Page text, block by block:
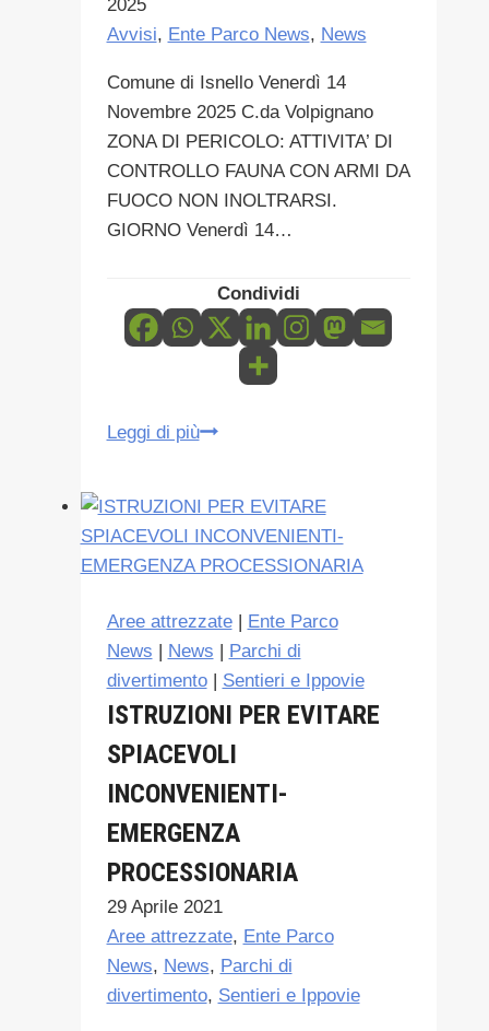
2025
Avvisi, Ente Parco News, News
Comune di Isnello Venerdì 14
Novembre 2025 C.da Volpignano
ZONA DI PERICOLO: ATTIVITA’ DI
CONTROLLO FAUNA CON ARMI DA
FUOCO NON INOLTRARSI.
GIORNO Venerdì 14…
Condividi
Leggi di piùZONA
ATTIVITA’
DI
CONTROLLO
ARMI
DA
FUOCO
NON
INOLTRARSI.
Aree attrezzate| Ente Parco
News | News | Parchi di
divertimento| Sentieri e Ippovie
ISTRUZIONI PER EVITARE
SPIACEVOLI
INCONVENIENTI-
EMERGENZA
PROCESSIONARIA
29 Aprile 2021
Aree attrezzate, Ente Parco
News, News, Parchi di
divertimento, Sentieri e Ippovie